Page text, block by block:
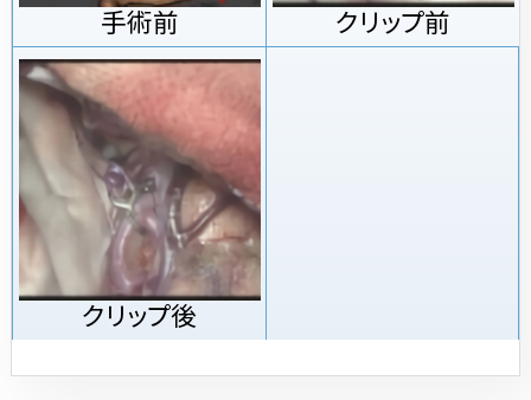
手術前 クリップ前
クリップ後